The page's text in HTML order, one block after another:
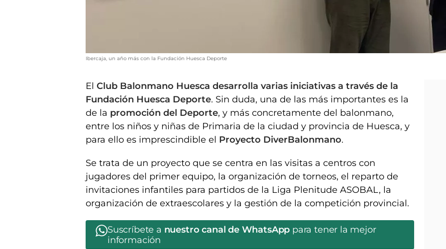
Ibercaja, un año más con la Fundación Huesca Deporte
El Club Balonmano Huesca desarrolla varias iniciativas a través de la
Fundación Huesca Deporte. Sin duda, una de las más importantes es la
de la promoción del Deporte, y más concretamente del balonmano,
entre los niños y niñas de Primaria de la ciudad y provincia de Huesca, y
para ello es imprescindible el Proyecto DiverBalonmano.
Se trata de un proyecto que se centra en las visitas a centros con
jugadores del primer equipo, la organización de torneos, el reparto de
invitaciones infantiles para partidos de la Liga Plenitude ASOBAL, la
organización de extraescolares y la gestión de la competición provincial.
Suscríbete a nuestro canal de WhatsApp para tener la mejor
información